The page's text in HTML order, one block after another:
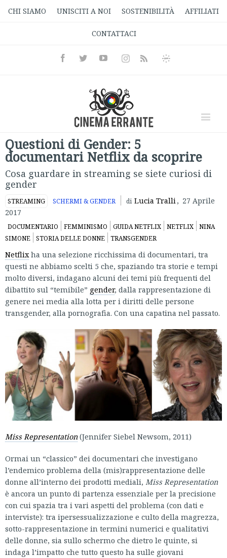
CHI SIAMO UNISCITI A NOI SOSTENIBILITÀ AFFILIATI
CONTATTACI
FacebookTwitterYoutubeInstagramRss
Informativa
Questioni di Gender: 5
documentari Netflix da scoprire
Cosa guardare in streaming se siete curiosi di
gender
STREAMING SCHERMI & GENDER di Lucia Tralli, 27 Aprile
2017
DOCUMENTARIO FEMMINISMO GUIDA NETFLIX NETFLIX
NINA
SIMONE
STORIA DELLE DONNE TRANSGENDER
Netflixha una selezione ricchissima di documentari, tra
questi ne abbiamo scelti 5 che, spaziando tra storie e tempi
molto diversi, indagano alcuni dei temi più frequenti del
dibattito sul “temibile” gender, dalla rappresentazione di
genere nei media alla lotta per i diritti delle persone
transgender, alla pornografia. Con una capatina nel passato.
Miss Representation(Jennifer Siebel Newsom, 2011)
Ormai un “classico” dei documentari che investigano
l’endemico problema della (mis)rappresentazione delle
donne all’interno dei prodotti mediali, Miss Representation
è ancora un punto di partenza essenziale per la precisione
con cui spazia tra i vari aspetti del problema (con dati e
interviste): tra ipersessualizzazione e culto della magrezza,
sotto-rappresentazione in termini numerici e qualitativi
delle donne, sia sullo schermo che dietro le quinte, si
indaga l’impatto che tutto questo ha sulle giovani